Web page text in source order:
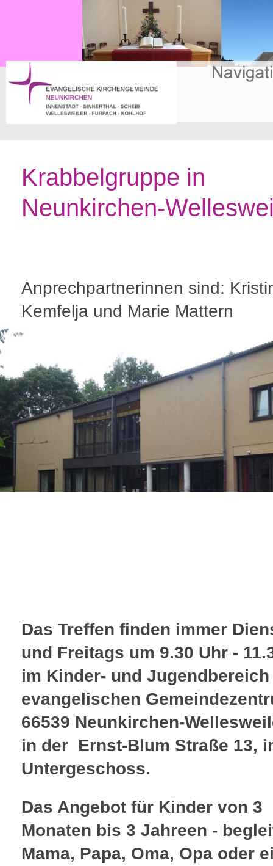
Krabbelgruppe in
Neunkirchen-
Anprechpartnerinnen sind:
Kemfelja und Marie Mattern
Das Treffen finden immer
und Freitags um 9.30 Uhr -
im Kinder- und
evangelischen
66539 Neunkirchen-
in der Ernst-Blum Straße 13,
Untergeschoss.
Das Angebot für Kinder von 3
Monaten bis 3 Jahreen -
Mama, Papa, Oma, Opa oder